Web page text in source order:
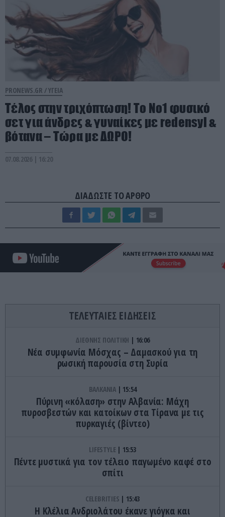
PRONEWS.GR /ΥΓΕΙΑ
Τέλος στην τριχόπτωση! Το Νο1 φυσικό
σετ για άνδρες & γυναίκες με redensyl &
βότανα – Τώρα με ΔΩΡΟ!
07.08.2026 | 16:20
ΔΙΑΔΩΣΤΕ ΤΟ ΑΡΘΡΟ
ΤΕΛΕΥΤΑΙΕΣ ΕΙΔΗΣΕΙΣ
ΔΙΕΘΝΗΣ ΠΟΛΙΤΙΚΗ 16:06
Νέα συμφωνία Μόσχας – Δαμασκού για τη
ρωσική παρουσία στη Συρία
ΒΑΛΚΑΝΙΑ 15:54
Πύρινη «κόλαση» στην Αλβανία: Μάχη
πυροσβεστών και κατοίκων στα Τίρανα με τις
πυρκαγιές (βίντεο)
LIFESTYLE 15:53
Πέντε μυστικά για τον τέλειο παγωμένο καφέ στο
σπίτι
CELEBRITIES 15:43
Η Κλέλια Ανδριολάτου έκανε γιόγκα και